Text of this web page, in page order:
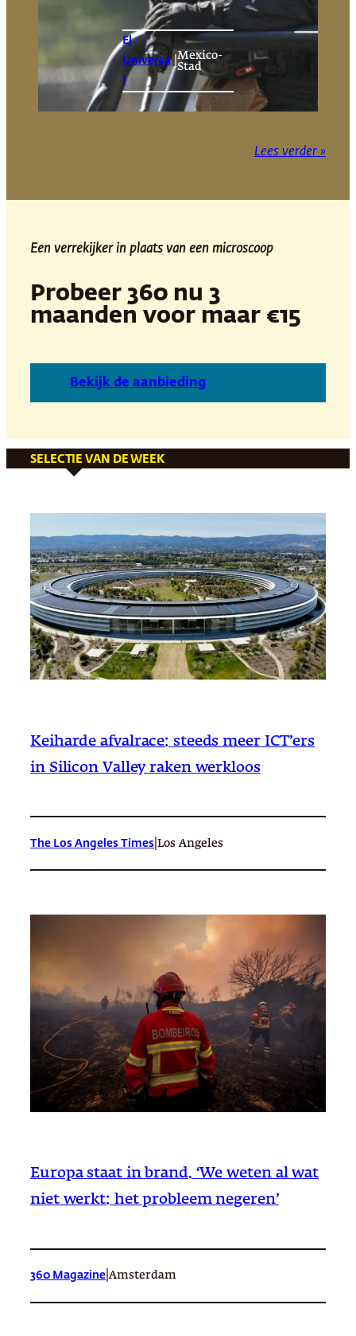
El
Universa
l
Mexico-
Stad
Lees verder »
Een verrekijker in plaats van een microscoop
Probeer 360 nu 3
maanden voor maar €15
Bekijk de aanbieding
SELECTIE VAN DE WEEK
Keiharde afvalrace: steeds meer ICT’ers
in Silicon Valley raken werkloos
The Los Angeles Times Los Angeles
Europa staat in brand. ‘We weten al wat
niet werkt: het probleem negeren’
360 Magazine Amsterdam